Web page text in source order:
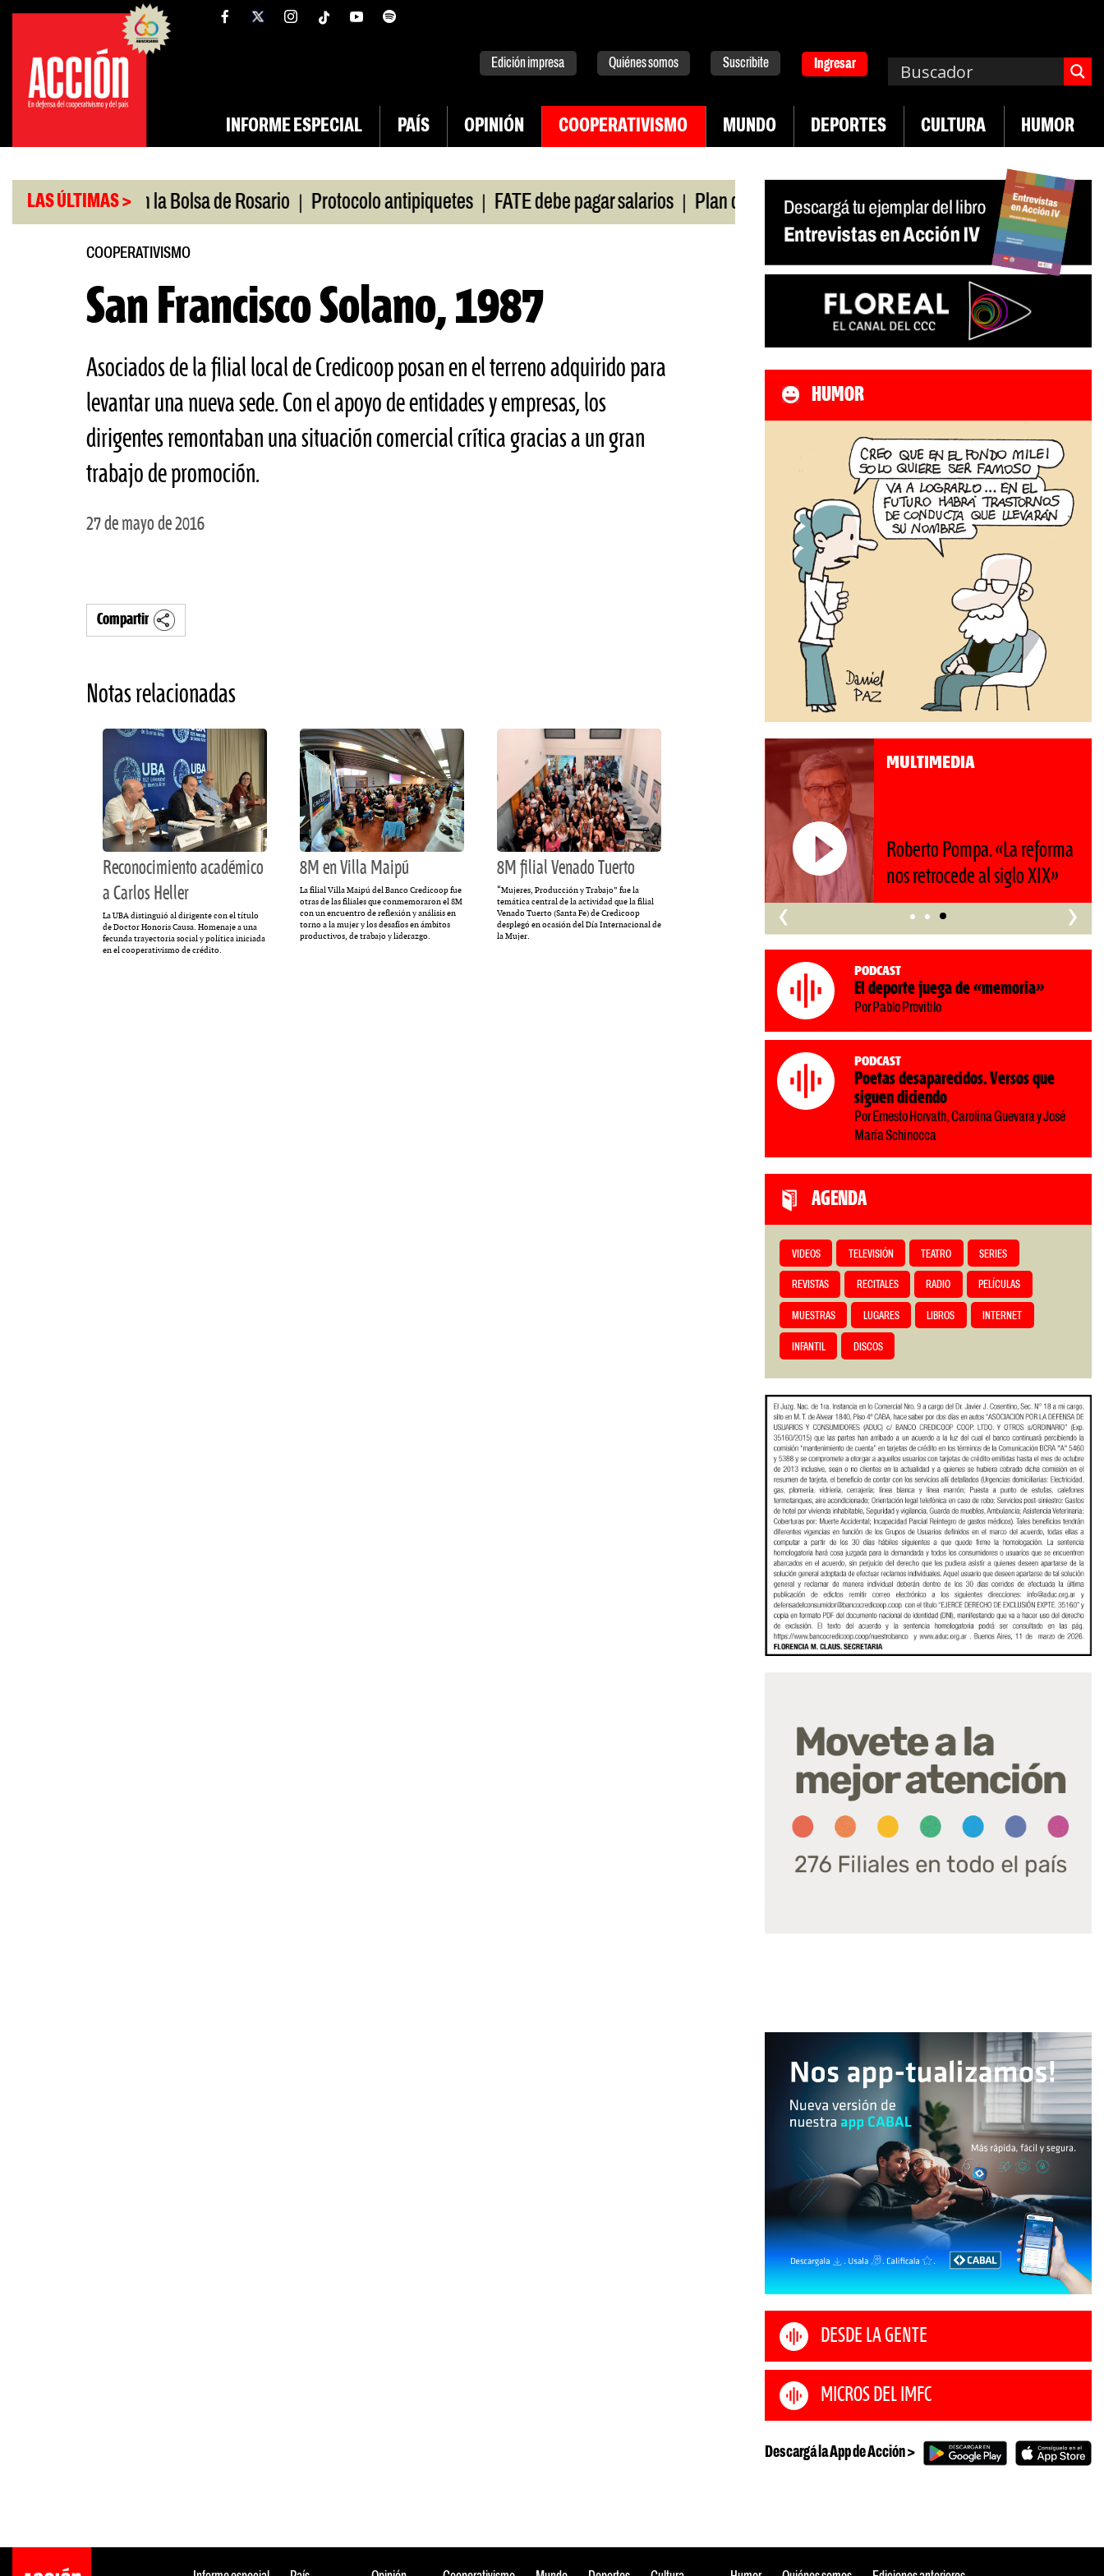
Saltar
contenido
facebooktwitterinstagram
Edición impresa Quiénes somos Suscribite Ingresar
INFORME ESPECIAL PAÍS OPINIÓN COOPERATIVISMO MUNDO DEPORTES CULTURA HUMOR
LAS ÚLTIMAS >
Caputo en la Bolsa de Rosario | Protocolo antipiquetes | FATE debe pagar salarios | Plan de lucha de UTEP | Exportaciones del agro | Crece
COOPERATIVISMO
San Francisco Solano, 1987
Asociados de la filial local de Credicoop posan en el terreno adquirido para
levantar una nueva sede. Con el apoyo de entidades y empresas, los
dirigentes remontaban una situación comercial crítica gracias a un gran
trabajo de promoción.
27 de mayo de 2016
Compartir
Notas relacionadas
Reconocimiento académico
a Carlos Heller
La UBA distinguió al dirigente con el título
de Doctor Honoris Causa. Homenaje a una
fecunda trayectoria social y política iniciada
en el cooperativismo de crédito.
8M en Villa Maipú
La filial Villa Maipú del Banco Credicoop fue
otras de las filiales que conmemoraron el 8M
con un encuentro de reflexión y análisis en
torno a la mujer y los desafíos en ámbitos
productivos, de trabajo y liderazgo.
8M filial Venado Tuerto
“Mujeres, Producción y Trabajo” fue la
temática central de la actividad que la filial
Venado Tuerto (Santa Fe) de Credicoop
desplegó en ocasión del Día Internacional de
la Mujer.
HUMOR
MULTIMEDIA
60º aniversario de Acción.
Periodismo con historia
MULTIMEDIA
Rocambole. Imágenes
paganas
MULTIMEDIA
Roberto Pompa. «La reforma
nos retrocede al siglo XIX»
‹ ›
Podcast
El deporte juega de «memoria»
Por Pablo Provitilo
Podcast
Poetas desaparecidos. Versos que
siguen diciendo
Por Ernesto Horvath, Carolina Guevara y José
María Schinocca
AGENDA
VIDEOS TELEVISIÓN TEATRO SERIES
REVISTAS RECITALES RADIO PELÍCULAS
MUESTRAS LUGARES LIBROS INTERNET
INFANTIL DISCOS
DESDE LA GENTE
MICROS DEL IMFC
Descargá la App de Acción >